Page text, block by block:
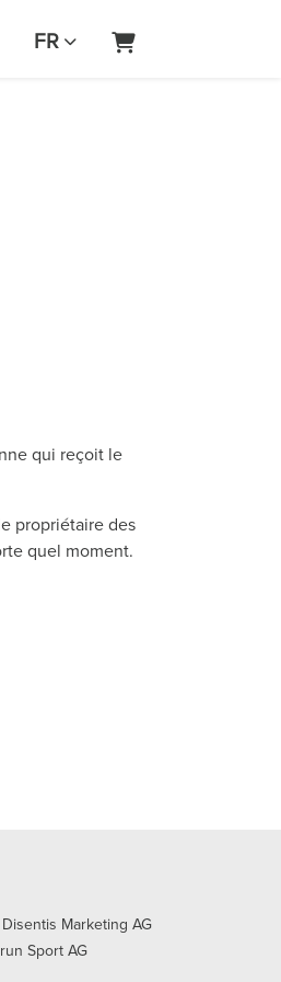
FR Panier
qui reçoit le
propriétaire des
quel moment.
Marketing AG
Sport AG